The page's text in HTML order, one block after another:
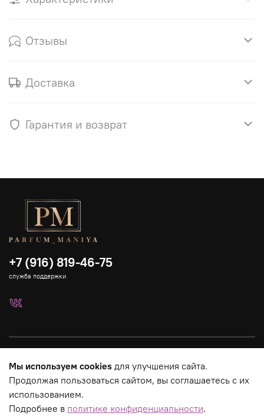
Отзывы
Доставка
Гарантия и возврат
Страницы магазина
+7 (916) 819-46-75
служба поддержки
Мы используем cookies для улучшения сайта.
Продолжая пользоваться сайтом, вы соглашаетесь с их
использованием.
Подробнее в политике конфиденциальности.